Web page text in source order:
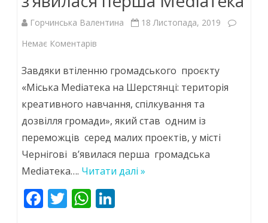
громад
Горчинська Валентина
18 Листопада, 2019
Немає Коментарів
рамках
реалізації
Громадського
Бюджету
участі
у
Завдяки втіленню громадського проєкту
«Міська Mediaтека на Шерстянці: територія
креативного навчання, спілкування та
дозвілля громади», який став одним із
переможців серед малих проектів, у місті
Чернігові в’явилася перша громадська
Меdiaтека…. Читати далі »
F T W